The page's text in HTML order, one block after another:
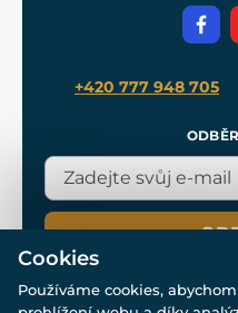
+420 777 948 705
Cookies
Používáme cookies,